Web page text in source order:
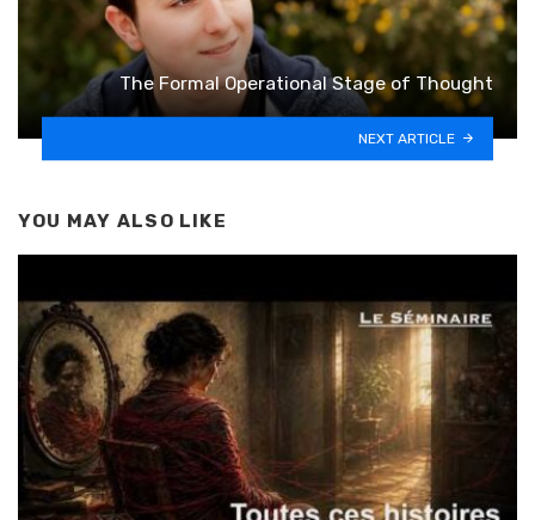
The Formal Operational Stage of Thought
NEXT ARTICLE
YOU MAY ALSO LIKE